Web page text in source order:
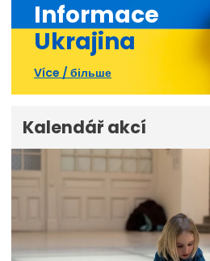
Informace
Ukrajina
Více / більше
Kalendář akcí